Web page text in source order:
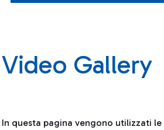
Video Gallery
In questa pagina vengono utilizzati